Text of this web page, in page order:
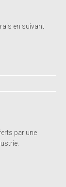
en suivant
par une